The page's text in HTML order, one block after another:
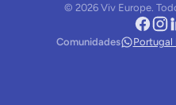
© 2026 Viv Europe.
Comunidades Portugal